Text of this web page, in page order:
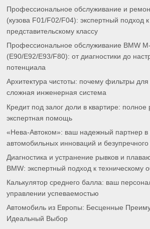
Профессиональное обслуживание и
(кузова F01/F02/F04): экспертный подход к
представительскому классу
Профессиональное обслуживание BMW
(E90/E92/E93/F80): от диагностики до
потенциала
Архитектура чистоты: почему фильтры
сложная инженерная система
Кредит под залог доли в квартире: полное
экспертная помощь
«Нева-Автоком»: ваш надежный партнер в
автомобильных инноваций и безупречного
Диагностика и устранение рывков и
BMW: экспертный подход к техническому
Калькулятор среднего балла: ваш
управлении успеваемостью
Автомобиль из Европы: Бесценные
Идеальный Выбор